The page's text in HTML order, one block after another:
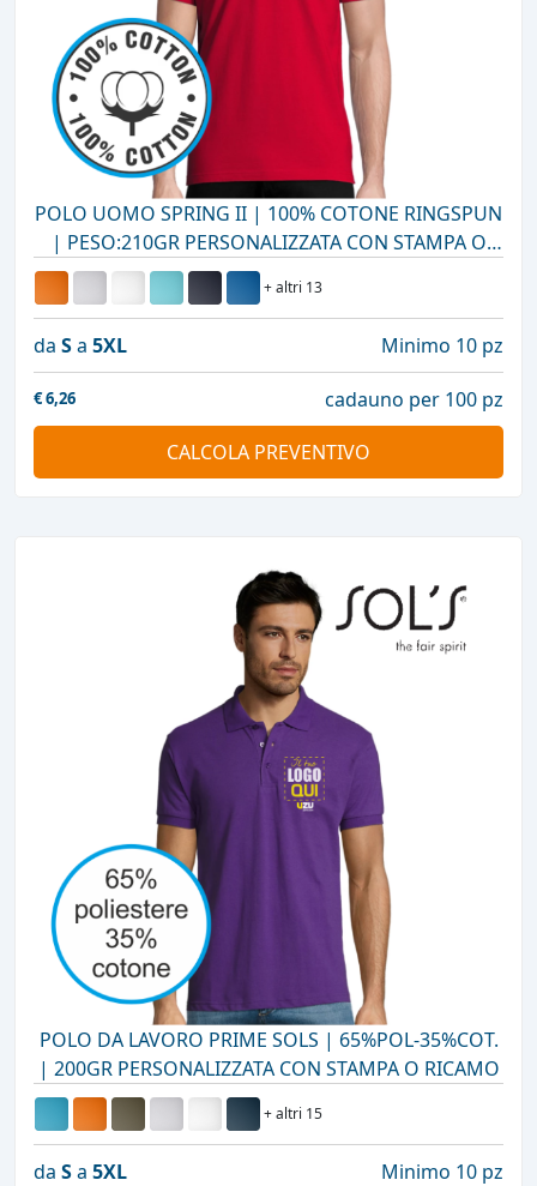
POLO UOMO SPRING II | 100% COTONE RINGSPUN
| PESO:210GR PERSONALIZZATA CON STAMPA O
RICAMO
+ altri 13
da Sa 5XL Minimo 10 pz
€6,26
cadauno per 100 pz
CALCOLA PREVENTIVO
POLO DA LAVORO PRIME SOLS | 65%POL-35%COT.
| 200GR PERSONALIZZATA CON STAMPA O RICAMO
+ altri 15
da Sa 5XL Minimo 10 pz